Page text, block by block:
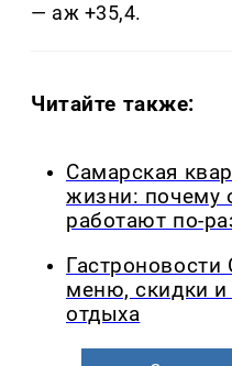
— аж +35,4.
Читайте также:
Самарская
жизни: почему
работают по-
меню, скидки и
отдыха